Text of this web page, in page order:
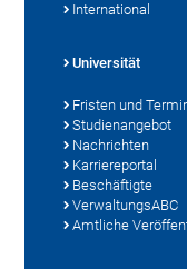
International
Universität
Fristen und
Studienangebot
Nachrichten
Karriereportal
Beschäftigte
VerwaltungsABC
Amtliche